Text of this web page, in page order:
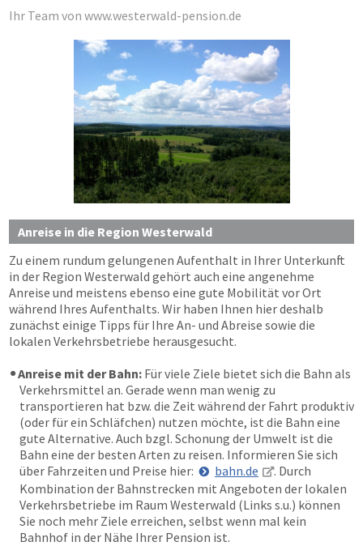
Ihr Team von www.westerwald-pension.de
Anreise in die Region Westerwald
Zu einem rundum gelungenen Aufenthalt in Ihrer Unterkunft
in der Region Westerwald gehört auch eine angenehme
Anreise und meistens ebenso eine gute Mobilität vor Ort
während Ihres Aufenthalts. Wir haben Ihnen hier deshalb
zunächst einige Tipps für Ihre An- und Abreise sowie die
lokalen Verkehrsbetriebe herausgesucht.
Anreise mit der Bahn: Für viele Ziele bietet sich die Bahn als
Verkehrsmittel an. Gerade wenn man wenig zu
transportieren hat bzw. die Zeit während der Fahrt produktiv
(oder für ein Schläfchen) nutzen möchte, ist die Bahn eine
gute Alternative. Auch bzgl. Schonung der Umwelt ist die
Bahn eine der besten Arten zu reisen. Informieren Sie sich
über Fahrzeiten und Preise hier:
bahn.de
. Durch
Kombination der Bahnstrecken mit Angeboten der lokalen
Verkehrsbetriebe im Raum Westerwald (Links s.u.) können
Sie noch mehr Ziele erreichen, selbst wenn mal kein
Bahnhof in der Nähe Ihrer Pension ist.